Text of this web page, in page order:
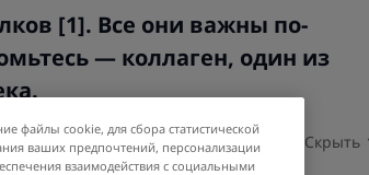
[1]. Все они важны по-
— коллаген, один из
файлы cookie, для сбора статистической
ваших предпочтений, персонализации
взаимодействия с социальными